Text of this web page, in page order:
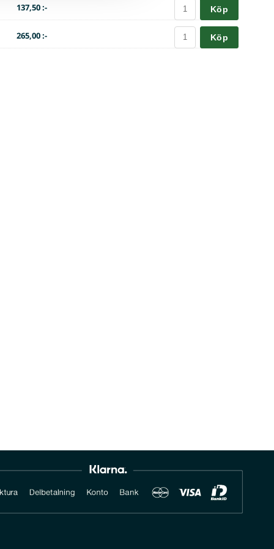
137,50 :- Köp
265,00 :- Köp